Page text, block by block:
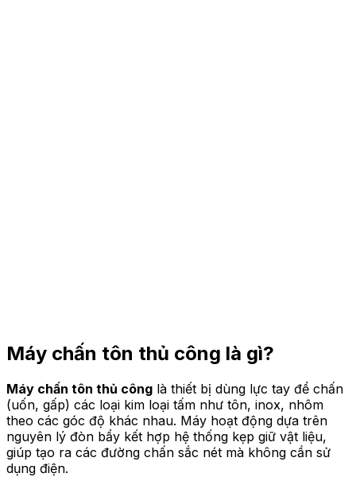
Máy chấn tôn thủ công là gì?
Máy chấn tôn thủ công là thiết bị dùng lực tay để chấn
(uốn, gấp) các loại kim loại tấm như tôn, inox, nhôm
theo các góc độ khác nhau. Máy hoạt động dựa trên
nguyên lý đòn bẩy kết hợp hệ thống kẹp giữ vật liệu,
giúp tạo ra các đường chấn sắc nét mà không cần sử
dụng điện.